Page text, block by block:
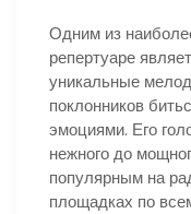
Одним из
репертуаре
уникальные
поклонников
эмоциями. Его
нежного до
популярным на
площадках по